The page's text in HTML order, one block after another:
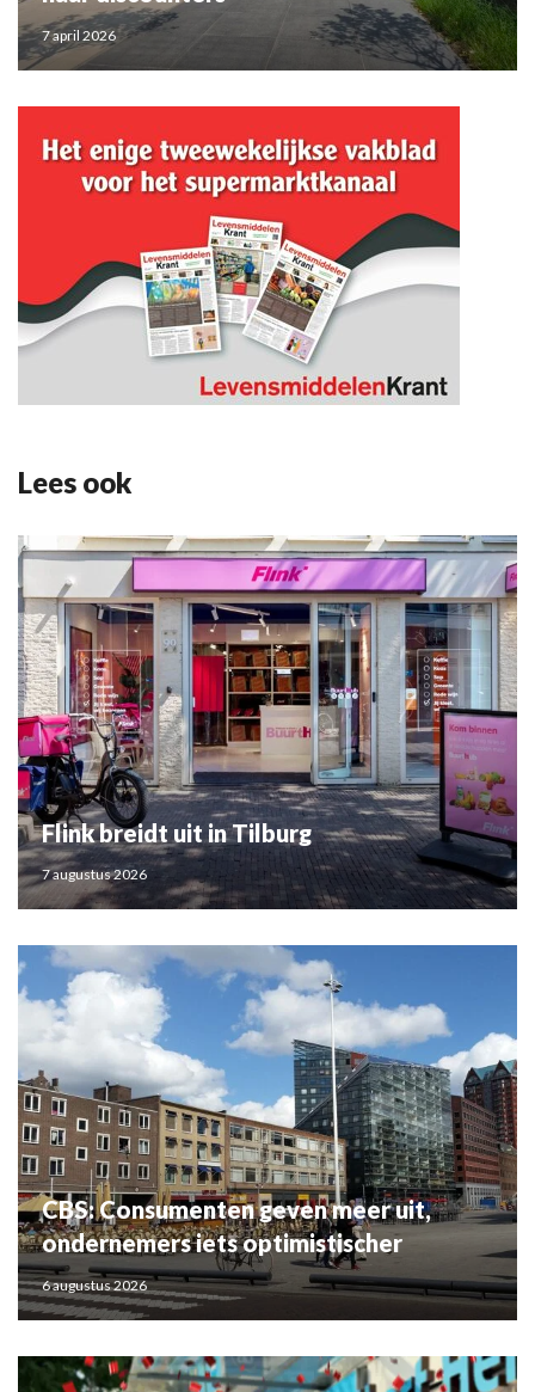
7 april 2026
Lees ook
Flink breidt uit in Tilburg
7 augustus 2026
CBS: Consumenten geven meer uit,
ondernemers iets optimistischer
6 augustus 2026